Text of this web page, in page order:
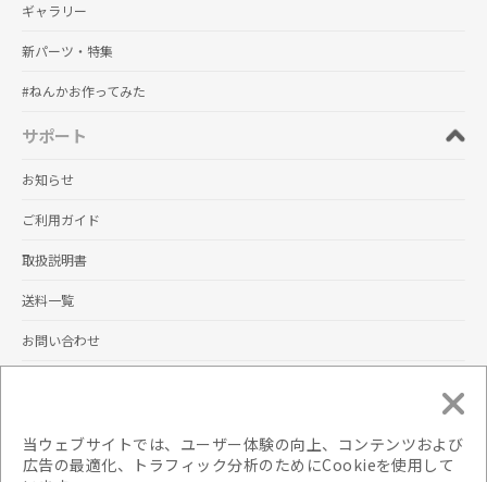
ギャラリー
新パーツ・特集
#ねんかお作ってみた
サポート
お知らせ
ご利用ガイド
取扱説明書
送料一覧
お問い合わせ
プライバシーポリシー
当ウェブサイトでは、ユーザー体験の向上、コンテンツおよび
広告の最適化、トラフィック分析のためにCookieを使用して